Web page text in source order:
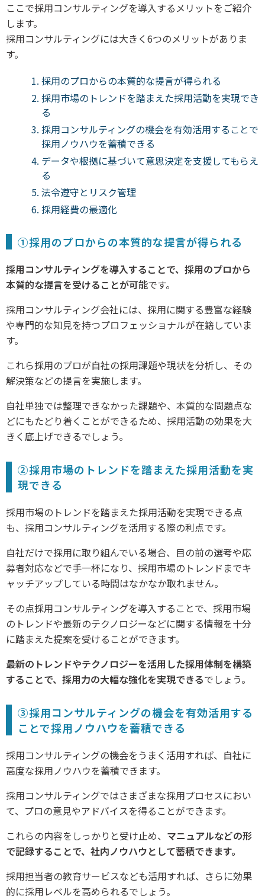
ここで採用コンサルティングを導入するメリットをご紹介
します。
採用コンサルティングには大きく6つのメリットがありま
す。
採用のプロからの本質的な提言が得られる
採用市場のトレンドを踏まえた採用活動を実現でき
る
採用コンサルティングの機会を有効活用することで
採用ノウハウを蓄積できる
データや根拠に基づいて意思決定を支援してもらえ
る
法令遵守とリスク管理
採用経費の最適化
①採用のプロからの本質的な提言が得られる
採用コンサルティングを導入することで、採用のプロから
本質的な提言を受けることが可能です。
採用コンサルティング会社には、採用に関する豊富な経験
や専門的な知見を持つプロフェッショナルが在籍していま
す。
これら採用のプロが自社の採用課題や現状を分析し、その
解決策などの提言を実施します。
自社単独では整理できなかった課題や、本質的な問題点な
どにもたどり着くことができるため、採用活動の効果を大
きく底上げできるでしょう。
②採用市場のトレンドを踏まえた採用活動を実
現できる
採用市場のトレンドを踏まえた採用活動を実現できる点
も、採用コンサルティングを活用する際の利点です。
自社だけで採用に取り組んでいる場合、目の前の選考や応
募者対応などで手一杯になり、採用市場のトレンドまでキ
ャッチアップしている時間はなかなか取れません。
その点採用コンサルティングを導入することで、採用市場
のトレンドや最新のテクノロジーなどに関する情報を十分
に踏まえた提案を受けることができます。
最新のトレンドやテクノロジーを活用した採用体制を構築
することで、採用力の大幅な強化を実現できるでしょう。
③採用コンサルティングの機会を有効活用する
ことで採用ノウハウを蓄積できる
採用コンサルティングの機会をうまく活用すれば、自社に
高度な採用ノウハウを蓄積できます。
採用コンサルティングではさまざまな採用プロセスにおい
て、プロの意見やアドバイスを得ることができます。
これらの内容をしっかりと受け止め、 マニュアルなどの形
で記録することで、社内ノウハウとして蓄積できます。
採用担当者の教育サービスなども活用すれば、さらに効果
的に採用レベルを高められるでしょう。